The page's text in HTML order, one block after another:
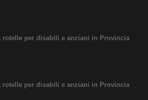
elevabili con
Per bambini e
minimo è di 7 giorni
rotelle per disabili e anziani in Provincia
rotelle per disabili e anziani in Provincia